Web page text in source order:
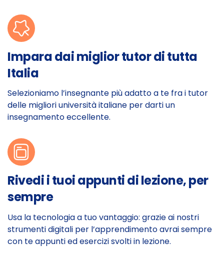
Impara dai miglior tutor di tutta
Italia
Selezioniamo l’insegnante più adatto a te fra i tutor
delle migliori università italiane per darti un
insegnamento eccellente.
Rivedi i tuoi appunti di lezione, per
sempre
Usa la tecnologia a tuo vantaggio: grazie ai nostri
strumenti digitali per l’apprendimento avrai sempre
con te appunti ed esercizi svolti in lezione.